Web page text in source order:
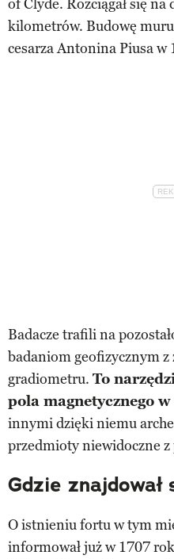
of Clyde. Rozciągał się na
kilometrów. Budowę
cesarza Antonina Piusa w
Badacze trafili na
badaniom geofizycznym z
gradiometru. To
pola magnetycznego w
innymi dzięki niemu
przedmioty niewidoczne
Gdzie
O istnieniu fortu w tym
informował już w 1707